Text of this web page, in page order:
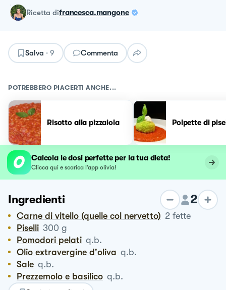
ricetta difrancesca.mangone
Salva · 9 Commenta
POTREBBERO PIACERTI ANCHE...
Risotto alla pizzaiola Polpette di
Calcola le dosi perfette per la tua dieta!
Clicca qui e scarica l’app olivia!
Ingredienti 2
Carne di vitello (quelle col nervetto) 2 fette
Piselli 300 g
Pomodori pelati q.b.
Olio extravergine d'oliva q.b.
Sale q.b.
Prezzemolo e basilico q.b.